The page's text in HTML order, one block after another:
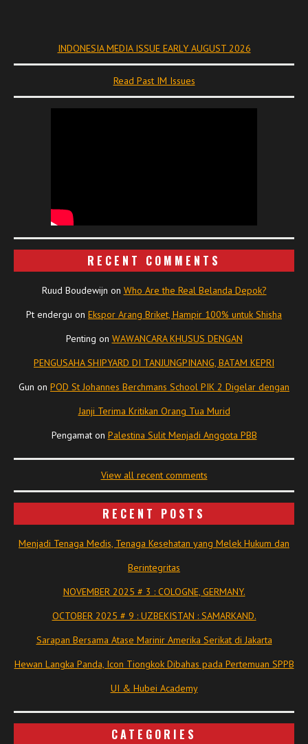
INDONESIA MEDIA ISSUE EARLY AUGUST 2026
Read Past IM Issues
RECENT COMMENTS
Ruud Boudewijn on Who Are the Real Belanda Depok?
Pt endergu on Ekspor Arang Briket, Hampir 100% untuk Shisha
Penting on WAWANCARA KHUSUS DENGAN
PENGUSAHA SHIPYARD DI TANJUNGPINANG, BATAM KEPRI
Gun on POD St Johannes Berchmans School PIK 2 Digelar dengan
Janji Terima Kritikan Orang Tua Murid
Pengamaton Palestina Sulit Menjadi Anggota PBB
View all recent comments
RECENT POSTS
Menjadi Tenaga Medis, Tenaga Kesehatan yang Melek Hukum dan
Berintegritas
NOVEMBER 2025 # 3 : COLOGNE, GERMANY.
OCTOBER 2025 # 9 : UZBEKISTAN : SAMARKAND.
Sarapan Bersama Atase Marinir Amerika Serikat di Jakarta
Hewan Langka Panda, Icon Tiongkok Dibahas pada Pertemuan SPPB
UI & Hubei Academy
CATEGORIES